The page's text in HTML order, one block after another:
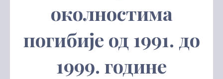
околностима
погибије од 1991. до
1999. године